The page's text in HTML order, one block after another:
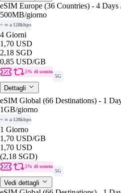
eSIM Europe (36 Countries) - 4
500MB/giorno
+ ∞ a 128kbps
4 Giorni
1,70 USD
2,18 SGD
0,85 USD/GB
5% di sconto
5G
Dettagli
eSIM Global (66 Destinations) - 1
1GB/giorno
+ ∞ a 128kbps
1 Giorno
1,70 USD/GB
1,70 USD
(2,18 SGD)
5% di sconto
5G
Vedi dettagli